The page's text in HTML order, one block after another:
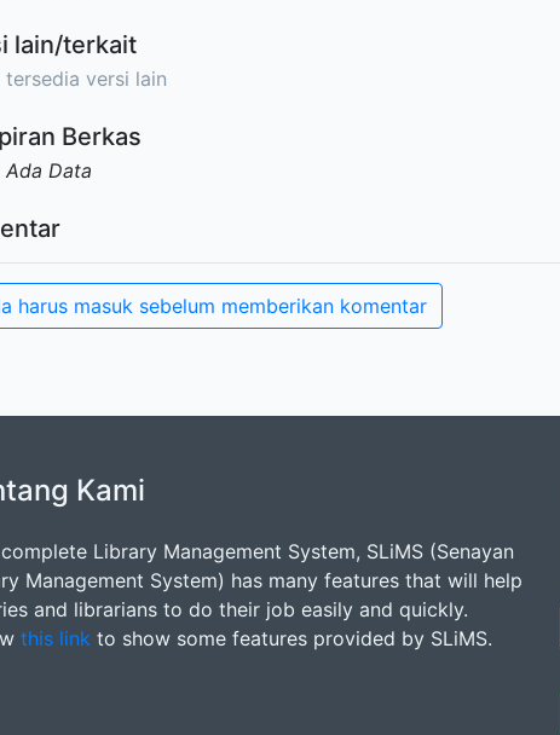
lain/terkait
tersedia versi lain
Berkas
Ada Data
harus masuk sebelum memberikan komentar
Kami
Library Management System, SLiMS (Senayan
Management System) has many features that will help
and librarians to do their job easily and quickly.
this link to show some features provided by SLiMS.